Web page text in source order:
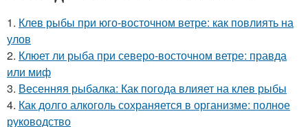
1. Клев рыбы при юго-восточном ветре: как повлиять на
улов
2. Клюет ли рыба при северо-восточном ветре: правда
или миф
3. Весенняя рыбалка: Как погода влияет на клев рыбы
4. Как долго алкоголь сохраняется в организме: полное
руководство